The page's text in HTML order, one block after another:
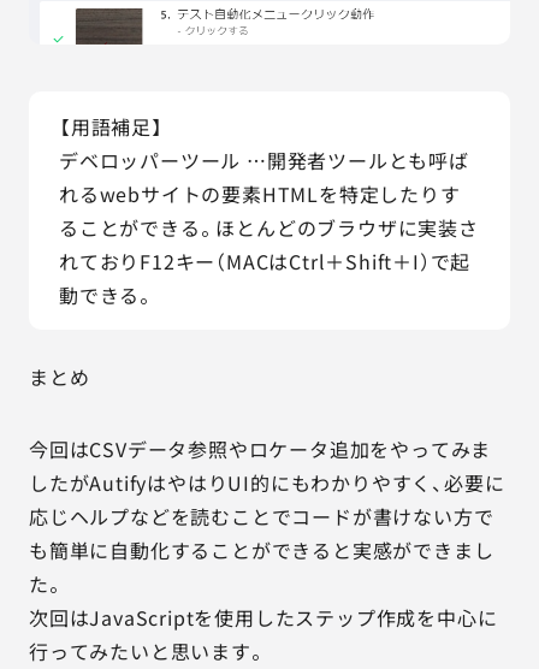
【用語補足】
デベロッパーツール …開発者ツールとも呼ば
れるwebサイトの要素HTMLを特定したりす
ることができる。ほとんどのブラウザに実装さ
れておりF12キー（MACはCtrl＋Shift＋I）で起
動できる。
まとめ
今回はCSVデータ参照やロケータ追加をやってみま
したがAutifyはやはりUI的にもわかりやすく、必要に
応じヘルプなどを読むことでコードが書けない方で
も簡単に自動化することができると実感ができまし
た。
次回はJavaScriptを使用したステップ作成を中心に
行ってみたいと思います。